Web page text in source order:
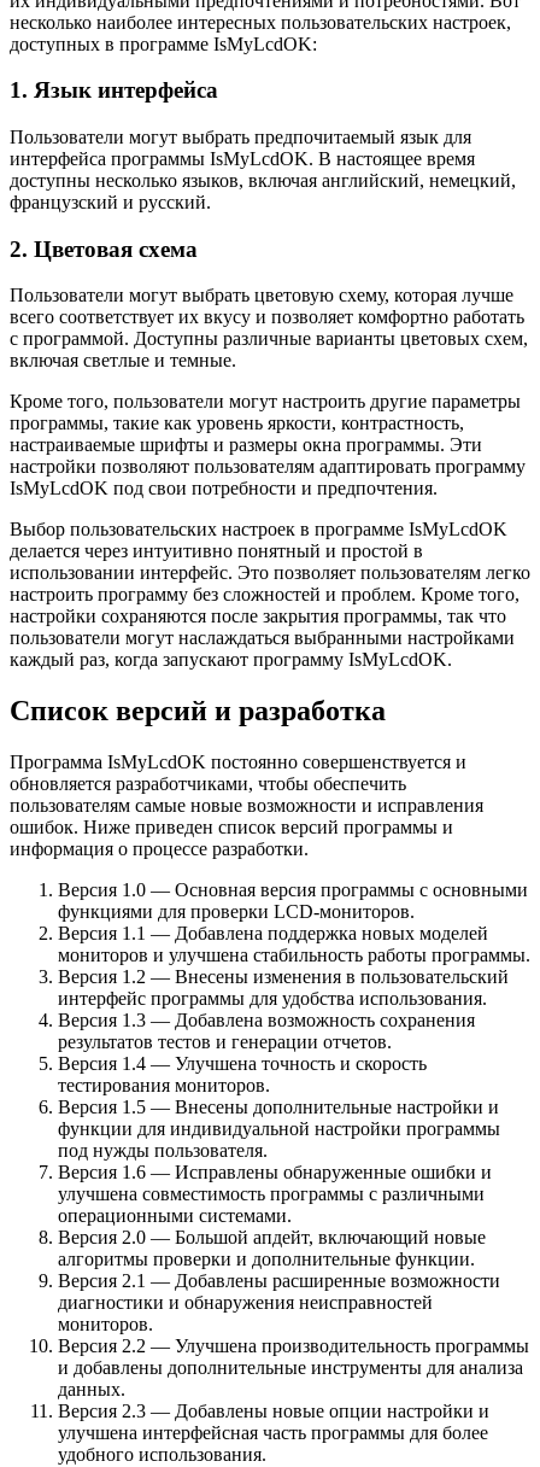
несколько наиболее интересных пользовательских настроек,
доступных в программе IsMyLcdOK:
1. Язык интерфейса
Пользователи могут выбрать предпочитаемый язык для
интерфейса программы IsMyLcdOK. В настоящее время
доступны несколько языков, включая английский, немецкий,
французский и русский.
2. Цветовая схема
Пользователи могут выбрать цветовую схему, которая лучше
всего соответствует их вкусу и позволяет комфортно работать
с программой. Доступны различные варианты цветовых схем,
включая светлые и темные.
Кроме того, пользователи могут настроить другие параметры
программы, такие как уровень яркости, контрастность,
настраиваемые шрифты и размеры окна программы. Эти
настройки позволяют пользователям адаптировать программу
IsMyLcdOK под свои потребности и предпочтения.
Выбор пользовательских настроек в программе IsMyLcdOK
делается через интуитивно понятный и простой в
использовании интерфейс. Это позволяет пользователям легко
настроить программу без сложностей и проблем. Кроме того,
настройки сохраняются после закрытия программы, так что
пользователи могут наслаждаться выбранными настройками
каждый раз, когда запускают программу IsMyLcdOK.
Список версий и разработка
Программа IsMyLcdOK постоянно совершенствуется и
обновляется разработчиками, чтобы обеспечить
пользователям самые новые возможности и исправления
ошибок. Ниже приведен список версий программы и
информация о процессе разработки.
Версия 1.0 — Основная версия программы с основными
функциями для проверки LCD-мониторов.
Версия 1.1 — Добавлена поддержка новых моделей
мониторов и улучшена стабильность работы программы.
Версия 1.2 — Внесены изменения в пользовательский
интерфейс программы для удобства использования.
Версия 1.3 — Добавлена возможность сохранения
результатов тестов и генерации отчетов.
Версия 1.4 — Улучшена точность и скорость
тестирования мониторов.
Версия 1.5 — Внесены дополнительные настройки и
функции для индивидуальной настройки программы
под нужды пользователя.
Версия 1.6 — Исправлены обнаруженные ошибки и
улучшена совместимость программы с различными
операционными системами.
Версия 2.0 — Большой апдейт, включающий новые
алгоритмы проверки и дополнительные функции.
Версия 2.1 — Добавлены расширенные возможности
диагностики и обнаружения неисправностей
мониторов.
Версия 2.2 — Улучшена производительность программы
и добавлены дополнительные инструменты для анализа
данных.
Версия 2.3 — Добавлены новые опции настройки и
улучшена интерфейсная часть программы для более
удобного использования.